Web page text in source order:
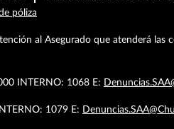
póliza
al Asegurado que atenderá
INTERNO: 1068 E:
1079 E: